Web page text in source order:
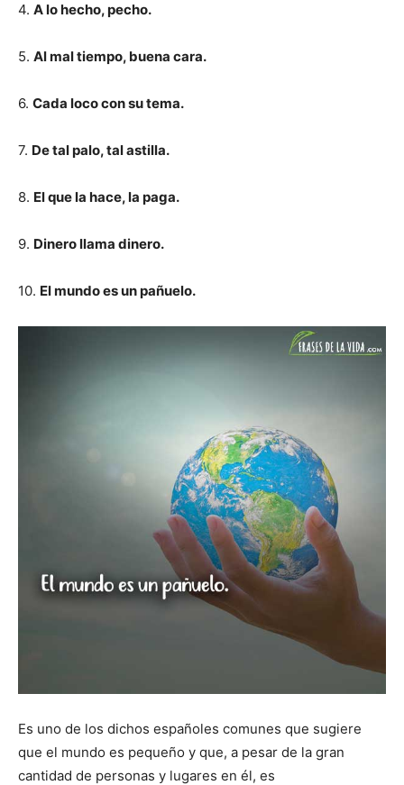
4. A lo hecho, pecho.
5. Al mal tiempo, buena cara.
6. Cada loco con su tema.
7. De tal palo, tal astilla.
8. El que la hace, la paga.
9. Dinero llama dinero.
10. El mundo es un pañuelo.
Es uno de los dichos españoles comunes que sugiere
que el mundo es pequeño y que, a pesar de la gran
cantidad de personas y lugares en él, es